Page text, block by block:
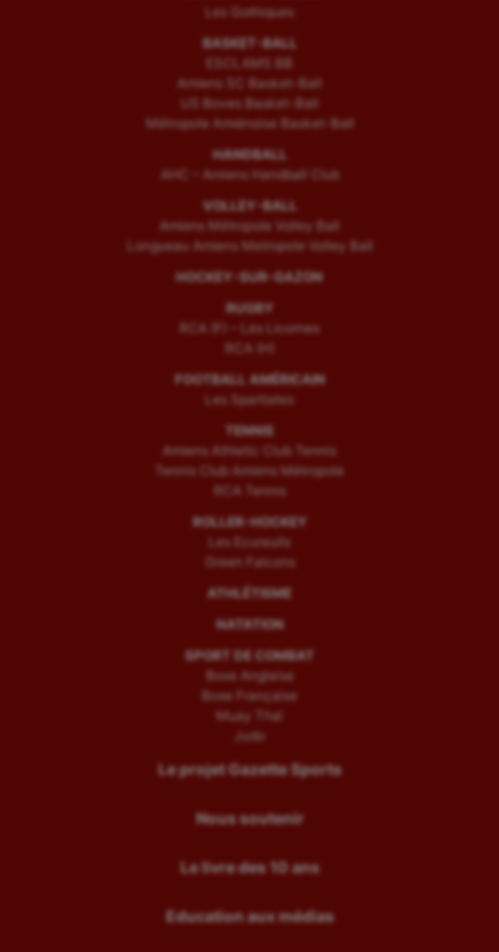
Les Gothiques
BASKET-BALL
ESCLAMS BB
Amiens SC Basket-Ball
US Boves Basket-Ball
Métropole Amiénoise Basket-Ball
HANDBALL
AHC – Amiens Handball Club
VOLLEY-BALL
Amiens Métropole Volley Ball
Longueau Amiens Metropole Volley Ball
HOCKEY-SUR-GAZON
RUGBY
RCA (F) – Les Licornes
RCA (H)
FOOTBALL AMÉRICAIN
Les Spartiates
TENNIS
Amiens Athletic Club Tennis
Tennis Club Amiens Métropole
RCA Tennis
ROLLER-HOCKEY
Les Ecureuils
Green Falcons
ATHLÉTISME
NATATION
SPORT DE COMBAT
Boxe Anglaise
Boxe Française
Muay Thaï
Judo
Le projet Gazette Sports
Nous soutenir
Le livre des 10 ans
Education aux médias